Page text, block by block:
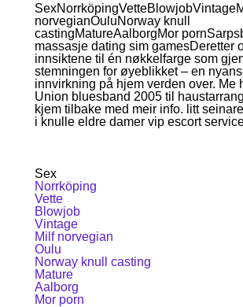
norvegianOuluNorway knull
castingMatureAalborgMor
massasje dating sim gamesDeretter
innsiktene til én nøkkelfarge som
stemningen for øyeblikket – en
innvirkning på hjem verden over. Me
Union bluesband 2005 til
kjem tilbake med meir info. litt
i knulle eldre damer vip escort
Sex
Norrköping
Vette
Blowjob
Vintage
Milf norvegian
Oulu
Norway knull casting
Mature
Aalborg
Mor porn